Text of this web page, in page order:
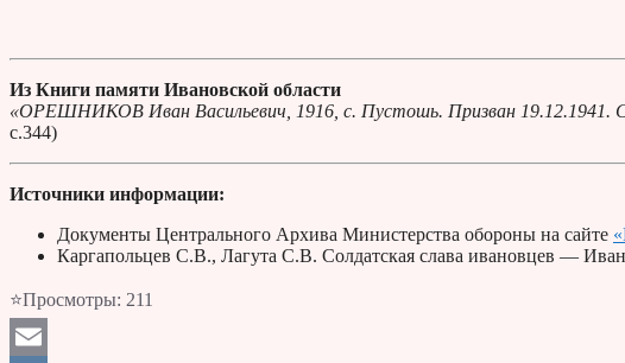
Из Книги памяти Ивановской области
«ОРЕШНИКОВ Иван Васильевич, 1916, с. Пустошь. Призван 19.12.1941.
с.344)
Источники информации:
Документы Центрального Архива Министерства обороны на сайте
Каргапольцев С.В., Лагута С.В. Солдатская слава ивановцев —
⭐Просмотры: 211